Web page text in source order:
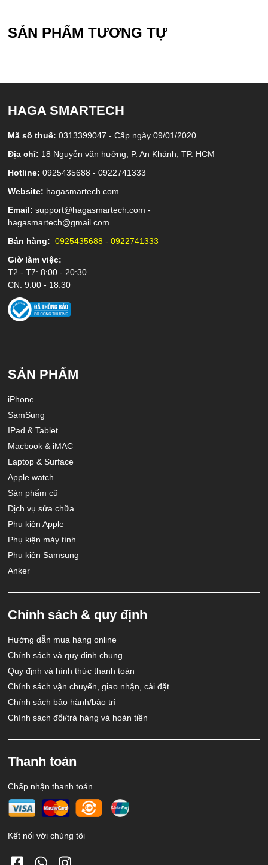
SẢN PHẨM TƯƠNG TỰ
HAGA SMARTECH
Mã số thuế:0313399047 - Cấp ngày 09/01/2020
Địa chỉ: 18 Nguyễn văn hưởng, P. An Khánh, TP. HCM
Hotline:0925435688 - 0922741333
Website: hagasmartech.com
Email: support@hagasmartech.com -
hagasmartech@gmail.com
Bán hàng: 0925435688 - 0922741333
Giờ làm việc:
T2 - T7: 8:00 - 20:30
CN: 9:00 - 18:30
SẢN PHẨM
iPhone
SamSung
IPad & Tablet
Macbook & iMAC
Laptop & Surface
Apple watch
Sản phẩm cũ
Dịch vụ sửa chữa
Phụ kiện Apple
Phụ kiện máy tính
Phụ kiện Samsung
Anker
Chính sách & quy định
Hướng dẫn mua hàng online
Chính sách và quy định chung
Quy định và hình thức thanh toán
Chính sách vận chuyển, giao nhận, cài đặt
Chính sách bảo hành/bảo trì
Chính sách đổi/trả hàng và hoàn tiền
Thanh toán
Chấp nhận thanh toán
Kết nối với chúng tôi